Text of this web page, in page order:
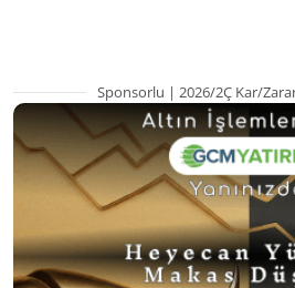
Sponsorlu | 2026/2Ç Kar/